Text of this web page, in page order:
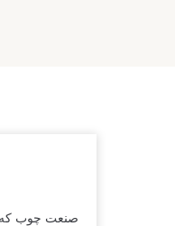
صنعت چوب که